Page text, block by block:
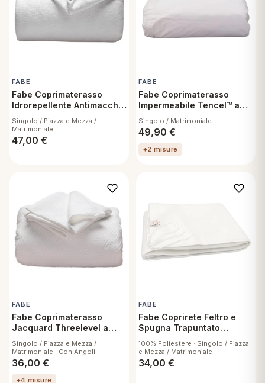
arredo
Step
in fibra
in piuma d'oca
in piuma
Trapuntini Cartoons
FABE
Fabe Coprimaterasso
Idrorepellente Antimacchia
a Cappuccio
Singolo / Piazza e Mezza /
Matrimoniale
47,00 €
FABE
Fabe Coprimaterasso
Impermeabile Tencel™ a
Cappuccio
Singolo / Matrimoniale
49,90 €
+2 misure
FABE
Fabe Coprimaterasso
Jacquard Threelevel a
Cappuccio
Singolo / Piazza e Mezza /
Matrimoniale · Con Angoli
36,00 €
+4 misure
FABE
Fabe Coprirete Feltro e
Spugna Trapuntato
Anallergico Con Lacci
100% Poliestere · Singolo / Piazza
e Mezza / Matrimoniale
34,00 €